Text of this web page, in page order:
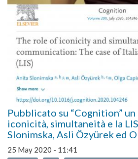
Pubblicato su “Cognition”
iconicità, simultaneità e la
Slonimska, Asli Özyürek ed
25 May 2020 - 11:41